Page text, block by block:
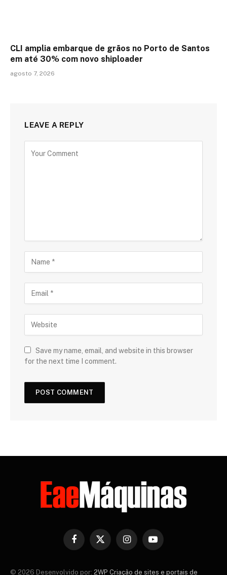
CLI amplia embarque de grãos no Porto de Santos
em até 30% com novo shiploader
agosto 7, 2026
LEAVE A REPLY
Save my name, email, and website in this browser
for the next time I comment.
Facebook
X
InstagramYouTube
© 2026 Desenvolvido por: 2WP Criação de sites e portais de